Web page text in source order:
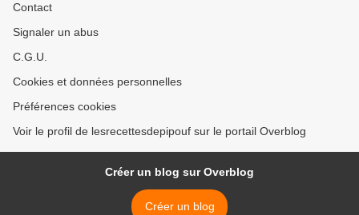
Contact
Signaler un abus
C.G.U.
Cookies et données personnelles
Préférences cookies
Voir le profil de lesrecettesdepipouf sur le portail Overblog
Créer un blog sur Overblog
Créer un blog